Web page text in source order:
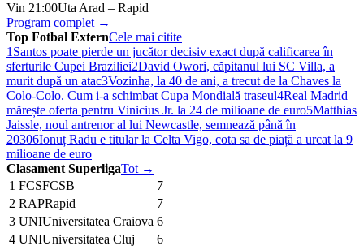
Vin 21:00Uta Arad – Rapid
Program complet →
Top Fotbal ExternCele mai citite
1Santos poate pierde un jucător decisiv exact după calificarea în
sferturile Cupei Braziliei2David Owori, căpitanul lui SC Villa, a
murit după un atac3Vozinha, la 40 de ani, a trecut de la Chaves la
Colo-Colo. Cum i-a schimbat Cupa Mondială traseul4Real Madrid
mărește oferta pentru Vinicius Jr. la 24 de milioane de euro5Matthias
Jaissle, noul antrenor al lui Newcastle, semnează până în
20306Ionuț Radu e titular la Celta Vigo, cota sa de piață a urcat la 9
milioane de euro
Clasament SuperligaTot →
1 FCSFCSB
7
2 RAPRapid
7
3 UNIUniversitatea Craiova 6
4 UNIUniversitatea Cluj
6